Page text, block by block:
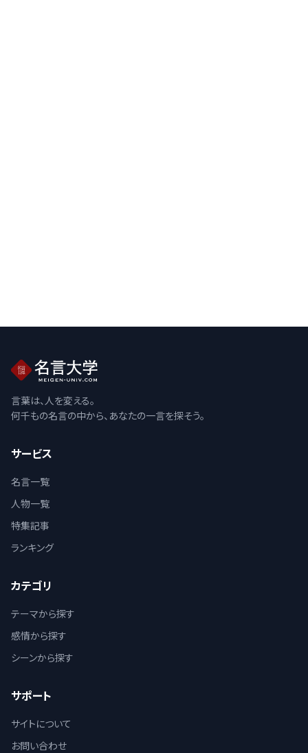
言葉は、人を変える。
何千もの名言の中から、あなたの一言を探そう。
サービス
名言一覧
人物一覧
特集記事
ランキング
カテゴリ
テーマから探す
感情から探す
シーンから探す
サポート
サイトについて
お問い合わせ